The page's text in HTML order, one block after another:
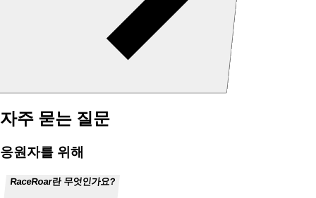
자주 묻는 질문
응원자를 위해
RaceRoar란 무엇인가요?